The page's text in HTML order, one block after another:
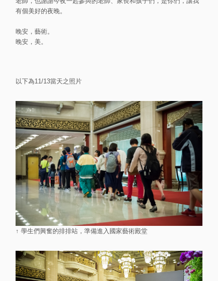
有個美好的夜晚。
晚安，藝術。
晚安，美。
以下為11/13當天之照片
↑ 學生們興奮的排排站，準備進入國家藝術殿堂